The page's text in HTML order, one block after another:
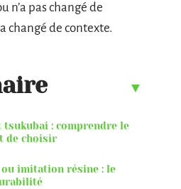
n’a pas changé de
changé de contexte.
: comprendre le
de choisir
imitation résine : le